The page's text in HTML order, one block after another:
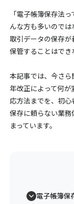
「電子帳簿保存法
んな方も多いので
取引データの保存
保管することはでき
本記事では、今さ
年改正によって何
応方法までを、初
保存に頼らない業
まっています。
電子帳簿保